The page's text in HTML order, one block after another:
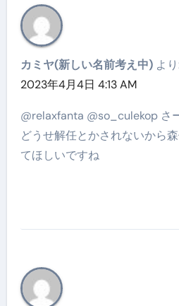
カミヤ(新しい名前考え中) よ
2023年4月4日 4:13 AM
@relaxfanta @so_culekop さ
どうせ解任とかされないから
てほしいですね